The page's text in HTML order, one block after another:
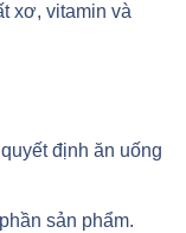
xơ, vitamin và
định ăn uống
sản phẩm.